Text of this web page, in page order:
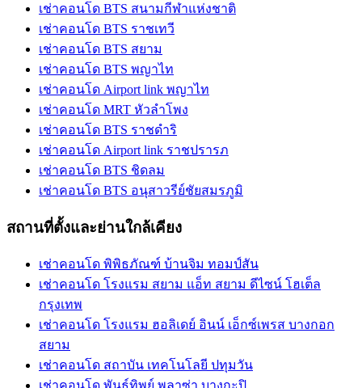
เช่าคอนโด BTS สนามกีฬาแห่งชาติ
เช่าคอนโด BTS ราชเทวี
เช่าคอนโด BTS สยาม
เช่าคอนโด BTS พญาไท
เช่าคอนโด Airport link พญาไท
เช่าคอนโด MRT หัวลำโพง
เช่าคอนโด BTS ราชดำริ
เช่าคอนโด Airport link ราชปรารภ
เช่าคอนโด BTS ชิดลม
เช่าคอนโด BTS อนุสาวรีย์ชัยสมรภูมิ
สถานที่ตั้งและย่านใกล้เคียง
เช่าคอนโด พิพิธภัณฑ์ บ้านจิม ทอมป์สัน
เช่าคอนโด โรงแรม สยาม แอ็ท สยาม ดีไซน์ โฮเต็ล
กรุงเทพ
เช่าคอนโด โรงแรม ฮอลิเดย์ อินน์ เอ็กซ์เพรส บางกอก
สยาม
เช่าคอนโด สถาบัน เทคโนโลยี ปทุมวัน